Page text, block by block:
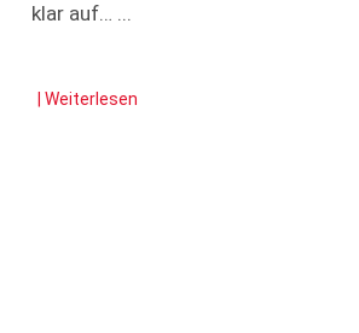
klar auf…
| Weiterlesen